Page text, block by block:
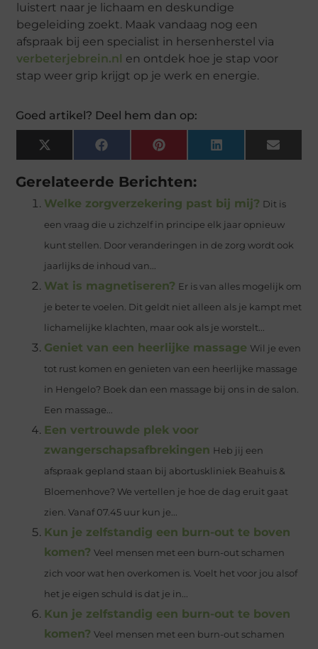
luistert naar je lichaam en deskundige
begeleiding zoekt. Maak vandaag nog een
afspraak bij een specialist in hersenherstel via
verbeterjebrein.nl en ontdek hoe je stap voor
stap weer grip krijgt op je werk en energie.
Goed artikel? Deel hem dan op:
X
(Twitter)
FacebookPinterestLinkedIn Email
Gerelateerde Berichten:
Welke zorgverzekering past bij mij? Dit is
een vraag die u zichzelf in principe elk jaar opnieuw
kunt stellen. Door veranderingen in de zorg wordt ook
jaarlijks de inhoud van...
Wat is magnetiseren? Er is van alles mogelijk om
je beter te voelen. Dit geldt niet alleen als je kampt met
lichamelijke klachten, maar ook als je worstelt...
Geniet van een heerlijke massage Wil je even
tot rust komen en genieten van een heerlijke massage
in Hengelo? Boek dan een massage bij ons in de salon.
Een massage...
Een vertrouwde plek voor
zwangerschapsafbrekingen Heb jij een
afspraak gepland staan bij abortuskliniek Beahuis &
Bloemenhove? We vertellen je hoe de dag eruit gaat
zien. Vanaf 07.45 uur kun je...
Kun je zelfstandig een burn-out te boven
komen? Veel mensen met een burn-out schamen
zich voor wat hen overkomen is. Voelt het voor jou alsof
het je eigen schuld is dat je in...
Kun je zelfstandig een burn-out te boven
komen? Veel mensen met een burn-out schamen